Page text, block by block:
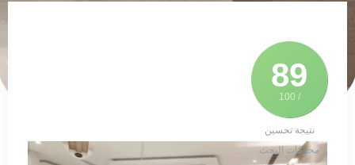
89
/ 100
نتيجة تحسين
محركات البحث